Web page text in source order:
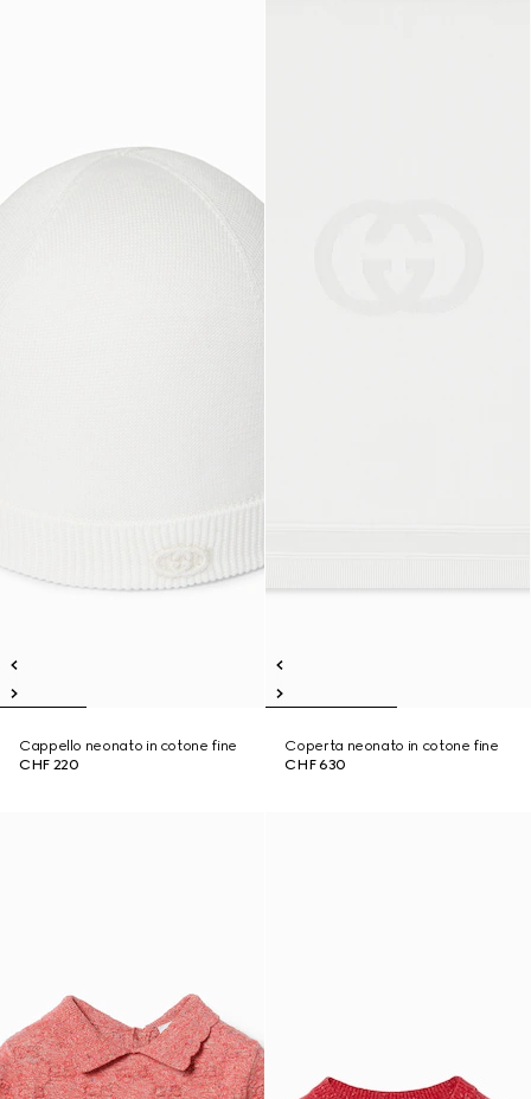
Cappello neonato in cotone fine
CHF 220
Coperta neonato in cotone fine
CHF 630